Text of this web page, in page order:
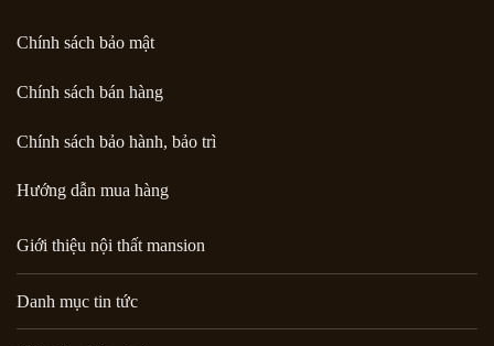
Chính sách bảo mật
Chính sách bán hàng
Chính sách bảo hành, bảo trì
Hướng dẫn mua hàng
Giới thiệu nội thất mansion
Danh mục tin tức